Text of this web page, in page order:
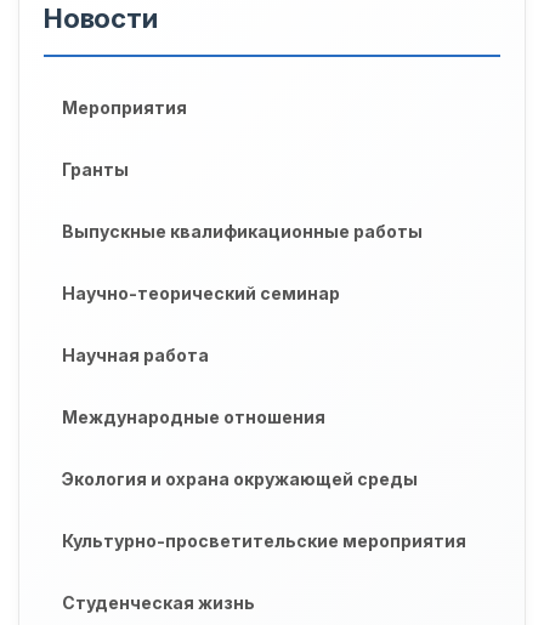
Новости
Мероприятия
Гранты
Выпускные квалификационные работы
Научно-теорический семинар
Научная работа
Международные отношения
Экология и охрана окружающей среды
Культурно-просветительские мероприятия
Студенческая жизнь